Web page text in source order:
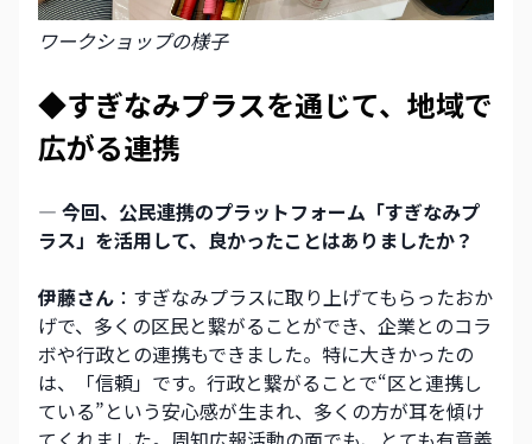
ワークショップの様子
◆すぎなみプラスを通じて、地域で
広がる連携
― 今回、公民連携のプラットフォーム「すぎなみプ
ラス」を活用して、良かったことはありましたか？
伊藤さん ：すぎなみプラスに取り上げてもらったおか
げで、多くの区民と繋がることができ、企業とのコラ
ボや行政との連携もできました。特に大きかったの
は、「信頼」です。行政と繋がることで“区と連携し
ている”という安心感が生まれ、多くの方が耳を傾け